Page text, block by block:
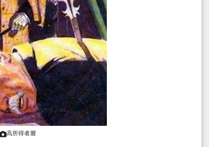
高所得者層